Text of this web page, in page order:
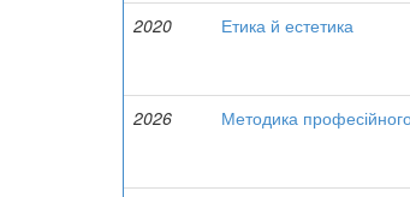
2020
Етика й естетика
2026
Методика